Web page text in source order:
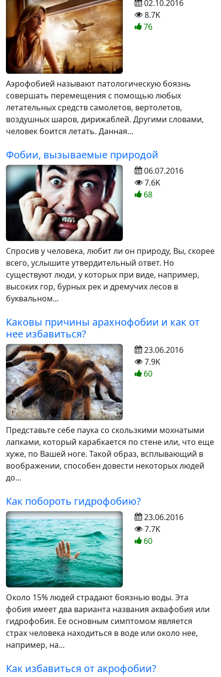
Аэрофобией называют патологическую боязнь
совершать перемещения с помощью любых
летательных средств самолетов, вертолетов,
воздушных шаров, дирижаблей. Другими словами,
человек боится летать. Данная...
02.10.2016
8.7K
76
Фобии, вызываемые природой
Спросив у человека, любит ли он природу, Вы, скорее
всего, услышите утвердительный ответ. Но
существуют люди, у которых при виде, например,
высоких гор, бурных рек и дремучих лесов в
буквальном...
06.07.2016
7.6K
68
Каковы причины арахнофобии и как от
нее избавиться?
Представьте себе паука со скользкими мохнатыми
лапками, который карабкается по стене или, что еще
хуже, по Вашей ноге. Такой образ, всплывающий в
воображении, способен довести некоторых людей
до...
23.06.2016
7.9K
60
Как побороть гидрофобию?
Около 15% людей страдают боязнью воды. Эта
фобия имеет два варианта названия аквафобия или
гидрофобия. Ее основным симптомом является
страх человека находиться в воде или около нее,
например, на...
23.06.2016
7.7K
60
Как избавиться от акрофобии?